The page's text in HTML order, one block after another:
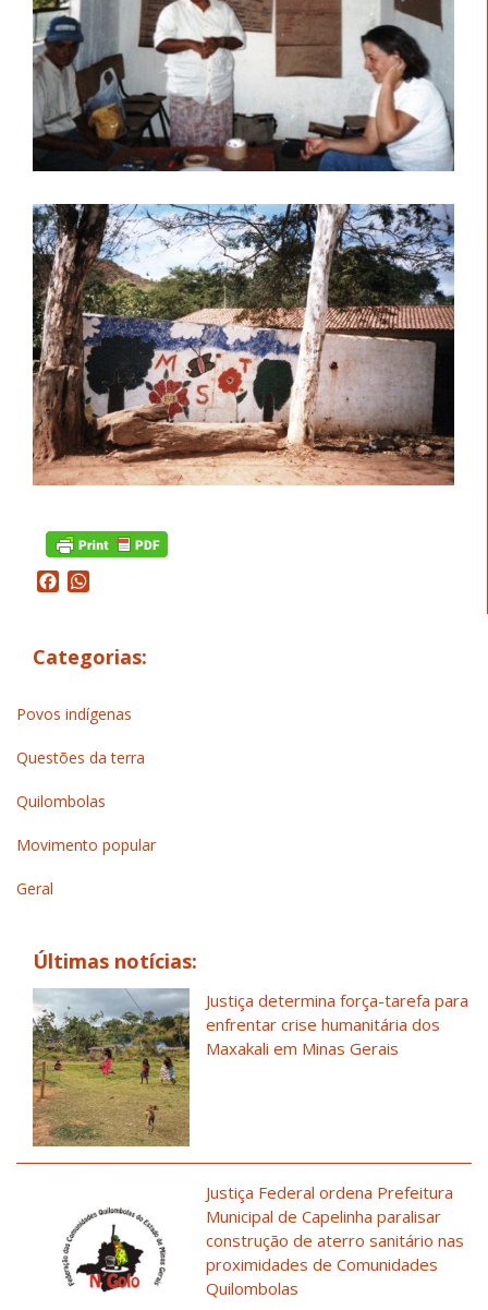
Facebook
Categorias:
Povos indígenas
Questões da terra
Quilombolas
Movimento popular
Geral
Últimas notícias:
Justiça determina força-tarefa para
enfrentar crise humanitária dos
Maxakali em Minas Gerais
Justiça Federal ordena Prefeitura
Municipal de Capelinha paralisar
construção de aterro sanitário nas
proximidades de Comunidades
Quilombolas